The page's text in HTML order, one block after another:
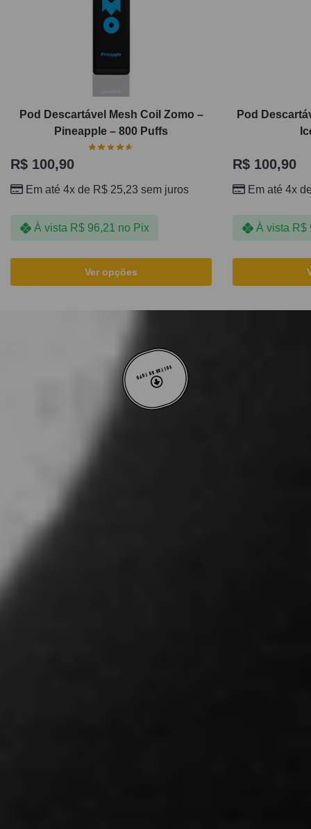
Pod Descartável Mesh Coil Zomo –
Pineapple – 800 Puffs
R$ 100,90
Em até 4x de R$ 25,23 sem juros
À vista R$96,21 no Pix
Ver opções
Pod
R$ 100,90
Em até 4x
À vista R$
VOLTAR AO TOPO